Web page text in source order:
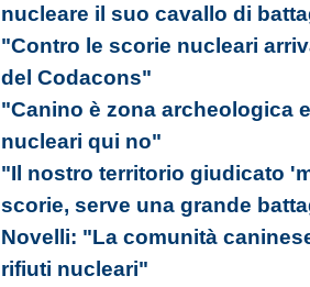
nucleare il suo cavallo di
"Contro le scorie nucleari
del Codacons"
"Canino è zona archeologica
nucleari qui no"
"Il nostro territorio giudicato
scorie, serve una grande
Novelli: "La comunità
rifiuti nucleari"